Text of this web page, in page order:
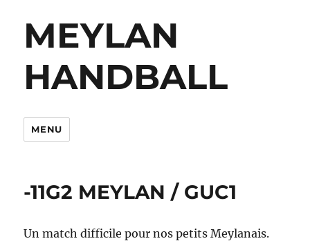
MEYLAN
HANDBALL
MENU
-11G2 MEYLAN / GUC1
Un match difficile pour nos petits Meylanais.